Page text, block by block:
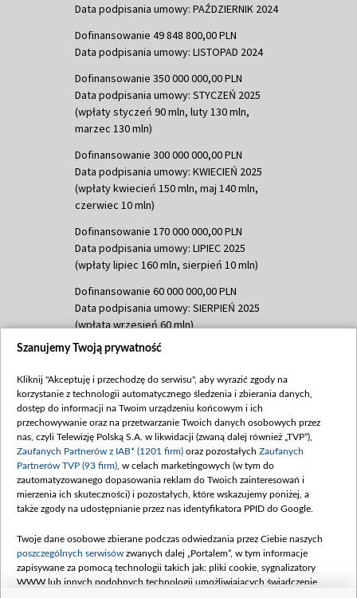
Data podpisania umowy: PAŹDZIERNIK 2024
Dofinansowanie 49 848 800,00 PLN
Data podpisania umowy: LISTOPAD 2024
Dofinansowanie 350 000 000,00 PLN
Data podpisania umowy: STYCZEŃ 2025
(wpłaty styczeń 90 mln, luty 130 mln,
marzec 130 mln)
Dofinansowanie 300 000 000,00 PLN
Data podpisania umowy: KWIECIEŃ 2025
(wpłaty kwiecień 150 mln, maj 140 mln,
czerwiec 10 mln)
Dofinansowanie 170 000 000,00 PLN
Data podpisania umowy: LIPIEC 2025
(wpłaty lipiec 160 mln, sierpień 10 mln)
Dofinansowanie 60 000 000,00 PLN
Data podpisania umowy: SIERPIEŃ 2025
(wpłata wrzesień 60 mln)
Dofinansowanie 635 783 051,21 PLN
(wpłata wrzesień 100 mln, październik 350
mln, listopad 265 mln)
Dofinansowanie 48 862 000,00 PLN
Data podpisania umowy: GRUDZIEŃ 2025
(wpłata grudzień 60,548 mln)
Dofinansowanie 900 000 000,00 PLN
Data podpisania umowy: LUTY 2026 (wpłata
kwiecień 180 mln, 7 maja 180 mln, 8
czerwca 90 mln)
Dofinansowanie 250 000 000,00 PLN
Szanujemy Twoją prywatność
Kliknij "Akceptuję i przechodzę do serwisu", aby wyrazić zgody na
korzystanie z technologii automatycznego śledzenia i zbierania danych,
dostęp do informacji na Twoim urządzeniu końcowym i ich
przechowywanie oraz na przetwarzanie Twoich danych osobowych przez
nas, czyli Telewizję Polską S.A. w likwidacji (zwaną dalej również „TVP”),
Zaufanych Partnerów z IAB* (1201 firm) oraz pozostałych Zaufanych
Partnerów TVP (93 firm) , w celach marketingowych (w tym do
zautomatyzowanego dopasowania reklam do Twoich zainteresowań i
mierzenia ich skuteczności) i pozostałych, które wskazujemy poniżej, a
także zgody na udostępnianie przez nas identyfikatora PPID do Google.
Twoje dane osobowe zbierane podczas odwiedzania przez Ciebie naszych
poszczególnych serwisów zwanych dalej „Portalem”, w tym informacje
zapisywane za pomocą technologii takich jak: pliki cookie, sygnalizatory
WWW lub innych podobnych technologii umożliwiających świadczenie